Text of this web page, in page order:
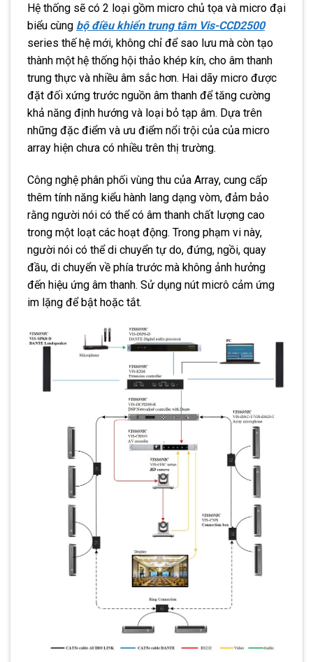
Hệ thống sẽ có 2 loại gồm micro chủ tọa và micro đại
biểu cùng bộ điều khiển trung tâm Vis-CCD2500
series thế hệ mới, không chỉ để sao lưu mà còn tạo
thành một hệ thống hội thảo khép kín, cho âm thanh
trung thực và nhiều âm sắc hơn. Hai dãy micro được
đặt đối xứng trước nguồn âm thanh để tăng cường
khả năng định hướng và loại bỏ tạp âm. Dựa trên
những đặc điểm và ưu điểm nổi trội của của micro
array hiện chưa có nhiều trên thị trường.
Công nghệ phân phối vùng thu của Array, cung cấp
thêm tính năng kiểu hành lang dạng vòm, đảm bảo
rằng người nói có thể có âm thanh chất lượng cao
trong một loạt các hoạt động. Trong phạm vi này,
người nói có thể di chuyển tự do, đứng, ngồi, quay
đầu, di chuyển về phía trước mà không ảnh hưởng
đến hiệu ứng âm thanh. Sử dụng nút micrô cảm ứng
im lặng để bật hoặc tắt.